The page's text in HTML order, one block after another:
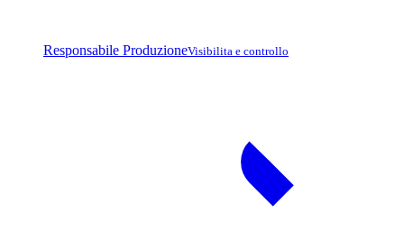
Responsabile ProduzioneVisibilita e controllo